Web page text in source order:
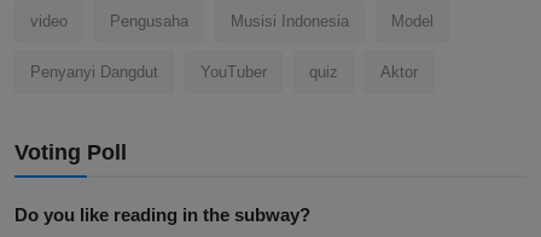
video Pengusaha Musisi Indonesia Model
Penyanyi Dangdut YouTuber quiz Aktor
Voting Poll
Do you like reading in the subway?